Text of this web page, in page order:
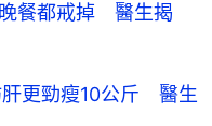
餐都戒掉 醫生揭
更勁瘦10公斤 醫生